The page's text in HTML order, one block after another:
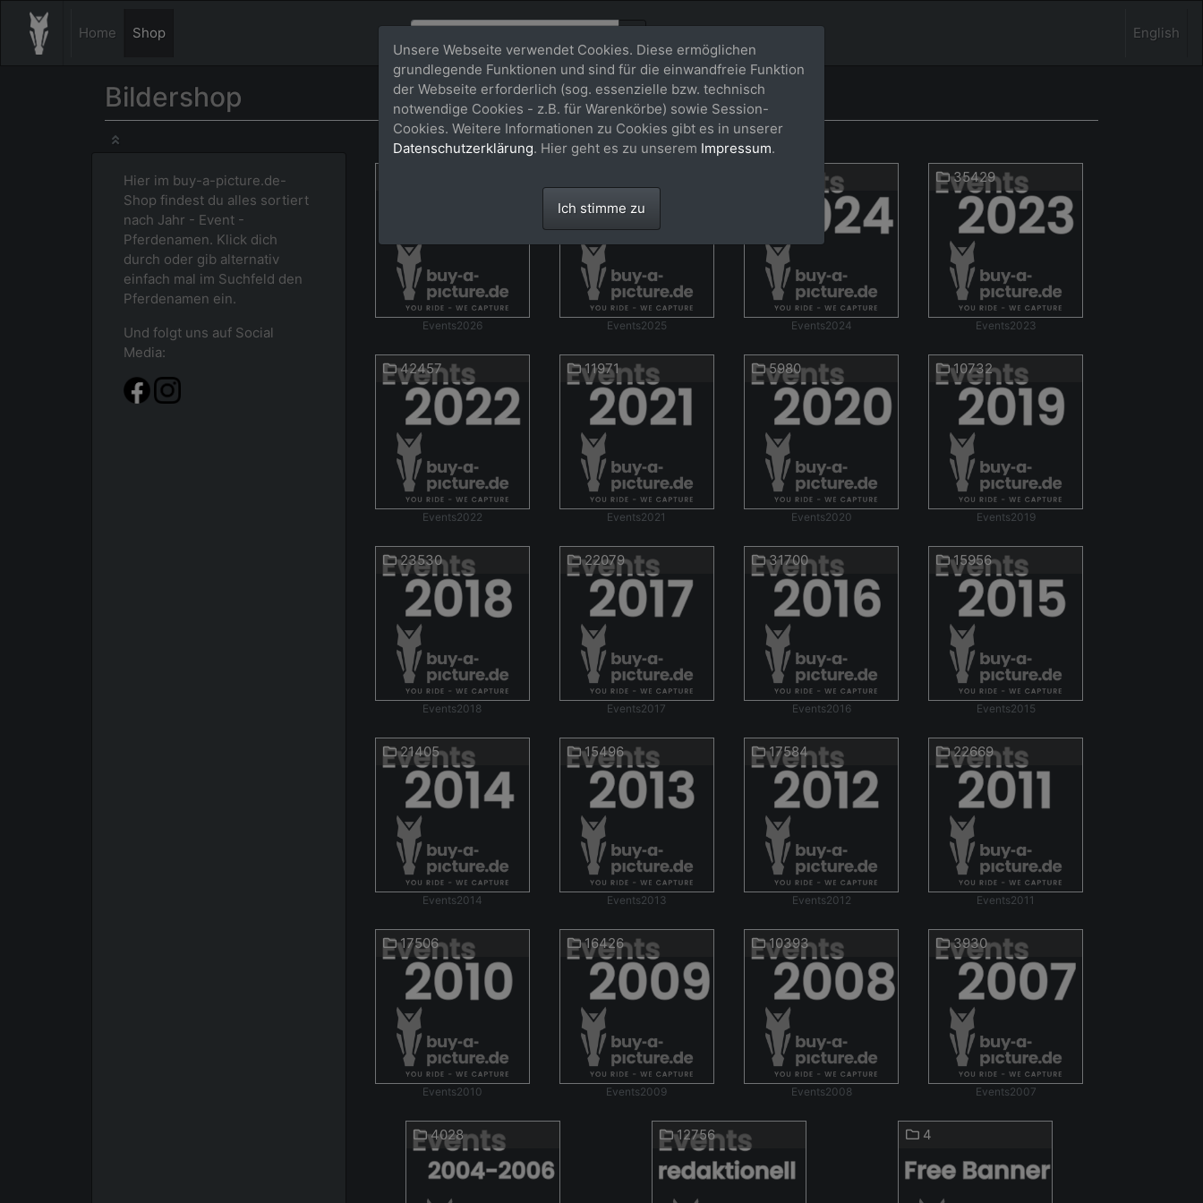
Home Shop English
Bildershop
Hier im buy-a-picture.de-
Shop findest du alles sortiert
nach Jahr - Event -
Pferdenamen. Klick dich
durch oder gib alternativ
einfach mal im Suchfeld den
Pferdenamen ein.
Und folgt uns auf Social
Media:
Events2026 Events2025 Events2024
35429
Events2023
42457
Events2022
11971
Events2021
5980
Events2020
10732
Events2019
23530
Events2018
22079
Events2017
31700
Events2016
15956
Events2015
21405
Events2014
15496
Events2013
17584
Events2012
22669
Events2011
17506
Events2010
16426
Events2009
10393
Events2008
3930
Events2007
4028 12756 4
Unsere Webseite verwendet Cookies. Diese ermöglichen
grundlegende Funktionen und sind für die einwandfreie Funktion
der Webseite erforderlich (sog. essenzielle bzw. technisch
notwendige Cookies - z.B. für Warenkörbe) sowie Session-
Cookies. Weitere Informationen zu Cookies gibt es in unserer
Datenschutzerklärung. Hier geht es zu unserem Impressum.
Ich stimme zu